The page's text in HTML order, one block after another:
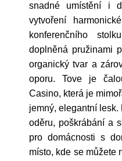
snadné umístění i
vytvoření
konferenčního
doplněná pružinami
organický tvar a
oporu. Tove je
Casino, která je
jemný, elegantní
oděru, poškrábání a
pro domácnosti s
místo, kde se můžete